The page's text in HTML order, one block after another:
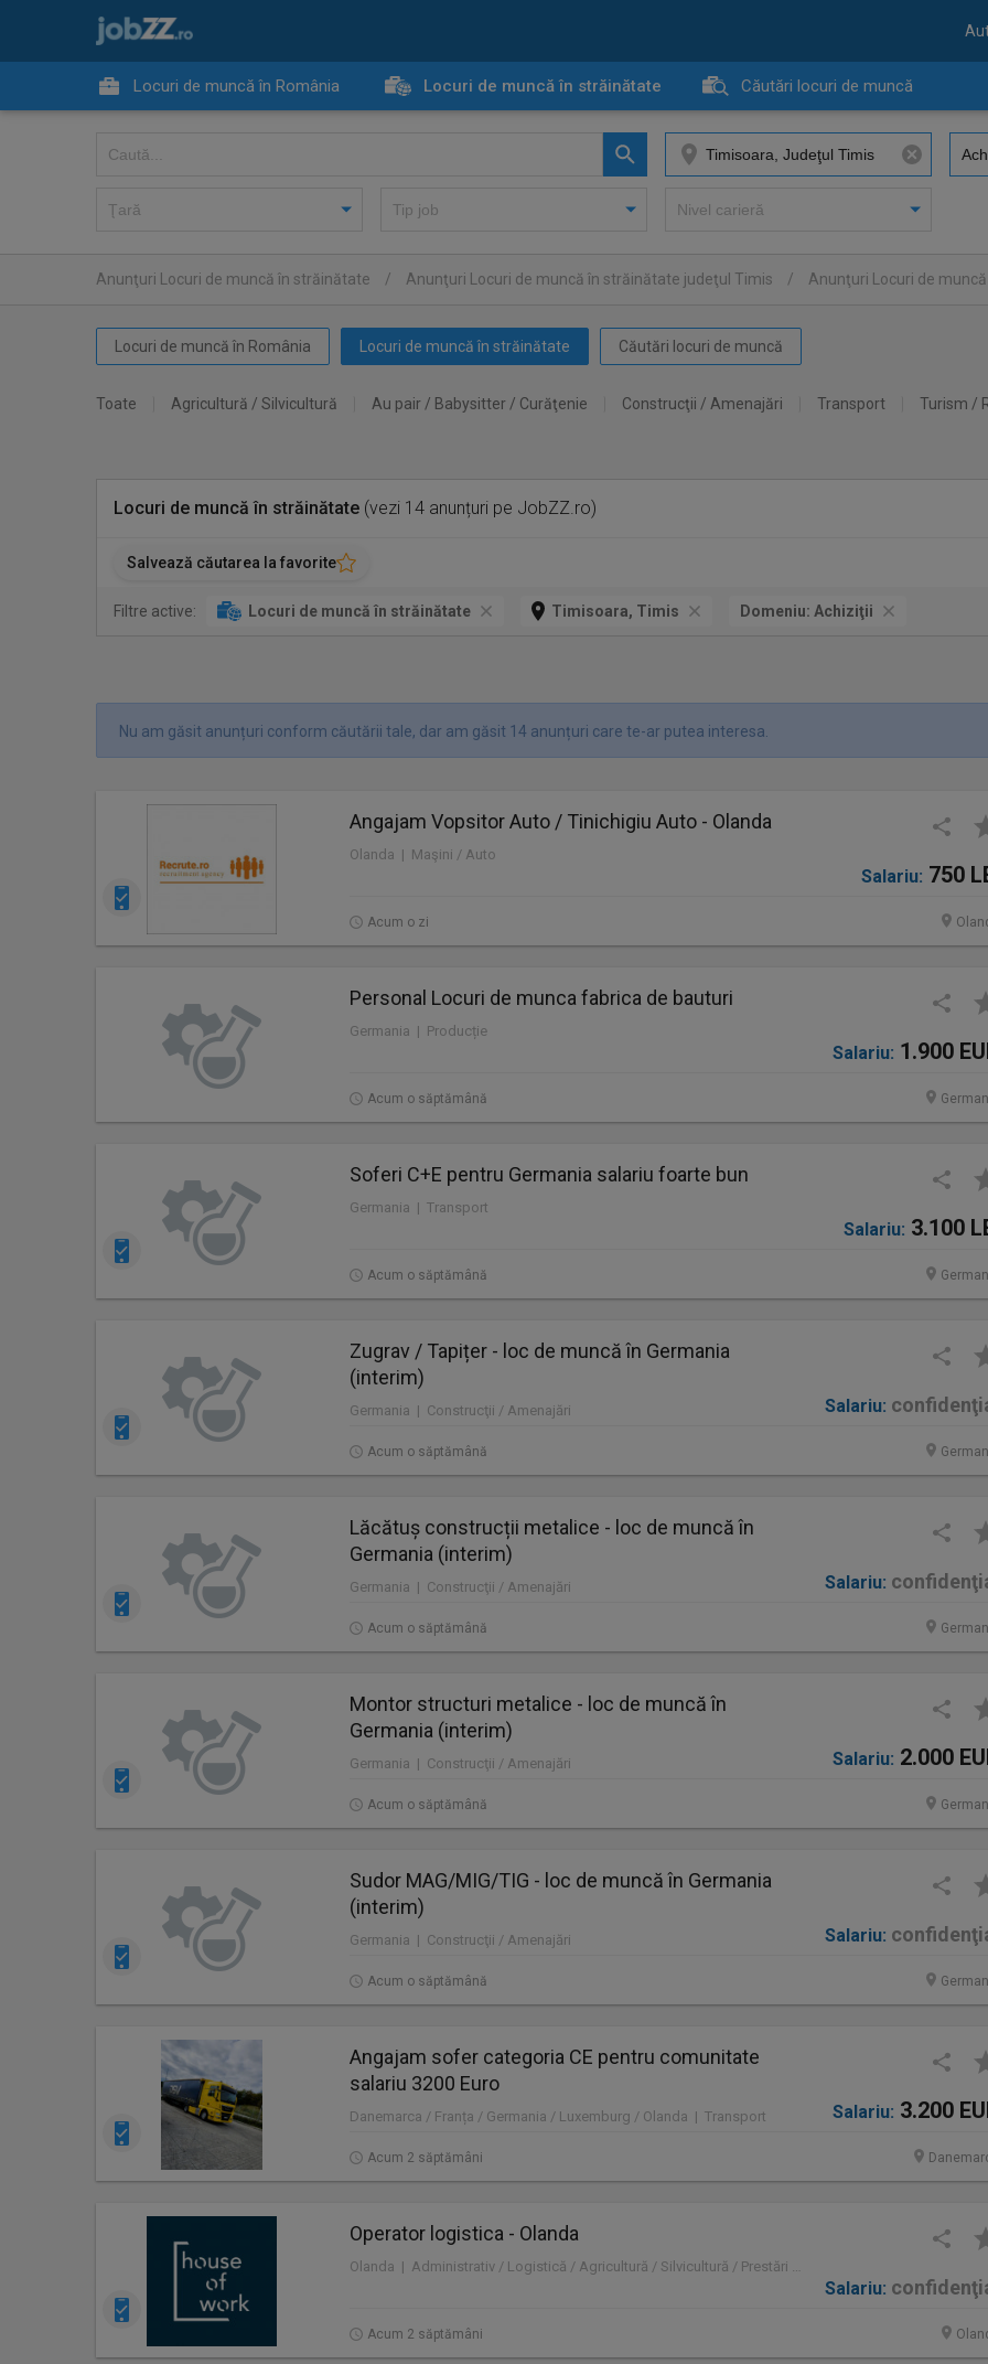
Locuri de muncă în România Locuri de muncă în străinătate Căutări locuri de muncă
Anunţuri Locuri de muncă în străinătate / Anunţuri Locuri de muncă în străinătate judeţul Timis / Anunţuri Locuri de
Locuri de muncă în România Locuri de muncă în străinătate Căutări locuri de muncă
Toate Agricultură / Silvicultură Au pair / Babysitter / Curăţenie Construcţii / Amenajări Transport Turism /
Locuri de muncă în străinătate (vezi 14 anunțuri pe JobZZ.ro)
Salvează căutarea la favorite
Filtre active: Locuri de muncă în străinătate Timisoara, Timis Domeniu: Achiziţii
Nu am găsit anunțuri conform căutării tale, dar am găsit 14 anunțuri care te-ar putea interesa.
Angajam Vopsitor Auto / Tinichigiu Auto - Olanda
Olanda | Maşini / Auto
Salariu: 750
Acum o zi
Personal Locuri de munca fabrica de bauturi
Germania | Producție
Salariu: 1.900
Acum o săptămână
Soferi C+E pentru Germania salariu foarte bun
Germania | Transport
Salariu: 3.100
Acum o săptămână
Zugrav / Tapițer - loc de muncă în Germania
(interim)
Germania | Construcţii / Amenajări Salariu:
Acum o săptămână
Lăcătuș construcții metalice - loc de muncă în
Germania (interim)
Germania | Construcţii / Amenajări Salariu:
Acum o săptămână
Montor structuri metalice - loc de muncă în
Germania (interim)
Germania | Construcţii / Amenajări Salariu: 2.000
Acum o săptămână
Sudor MAG/MIG/TIG - loc de muncă în Germania
(interim)
Germania | Construcţii / Amenajări Salariu:
Acum o săptămână
Angajam sofer categoria CE pentru comunitate
salariu 3200 Euro
Danemarca / Franța / Germania / Luxemburg / Olanda | Transport Salariu: 3.200
Acum 2 săptămâni
Operator logistica - Olanda
Olanda | Administrativ / Logistică / Agricultură / Silvicultură / Prestări servicii / Producție /
Salariu:
Acum 2 săptămâni